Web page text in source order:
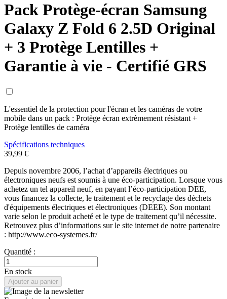
Pack Protège-écran Samsung
Galaxy Z Fold 6 2.5D Original
+ 3 Protège Lentilles +
Garantie à vie - Certifié GRS
L'essentiel de la protection pour l'écran et les caméras de votre
mobile dans un pack : Protège écran extrèmement résistant +
Protège lentilles de caméra
Spécifications techniques
39,99 €
Depuis novembre 2006, l’achat d’appareils électriques ou
électroniques neufs est soumis à une éco-participation. Lorsque vous
achetez un tel appareil neuf, en payant l’éco-participation DEE,
vous financez la collecte, le traitement et le recyclage des déchets
d'équipements électriques et électroniques (DEEE). Son montant
varie selon le produit acheté et le type de traitement qu’il nécessite.
Retrouvez plus d’informations sur le site internet de notre partenaire
: http://www.eco-systemes.fr/
Quantité :
En stock
Ajouter au panier